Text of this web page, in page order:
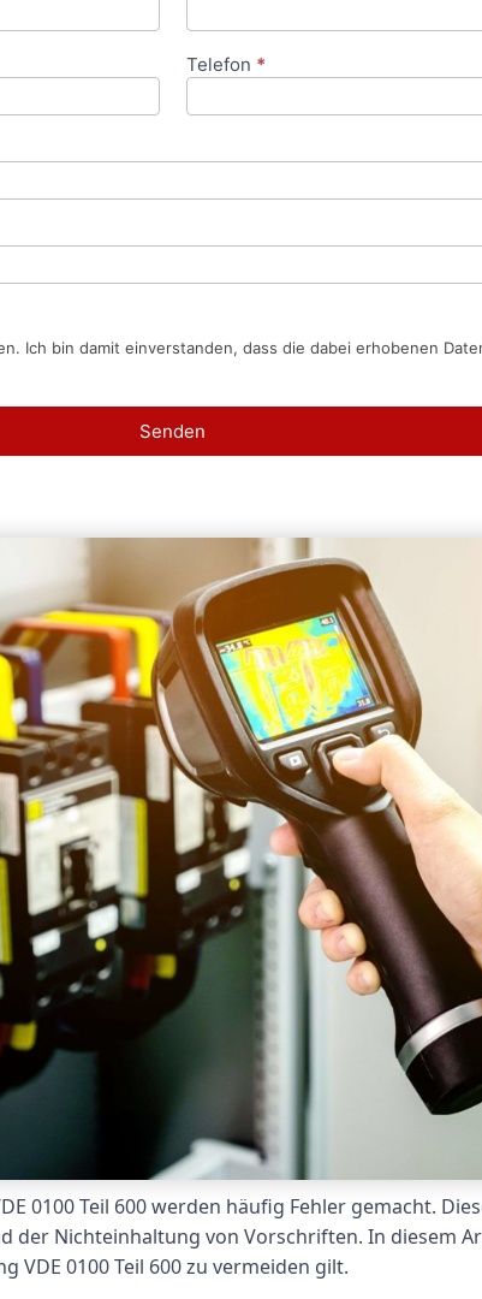
Telefon *
Ich bin damit einverstanden, dass die dabei erhobenen
Senden
0100 Teil 600 werden häufig Fehler gemacht.
der Nichteinhaltung von Vorschriften. In diesem
VDE 0100 Teil 600 zu vermeiden gilt.